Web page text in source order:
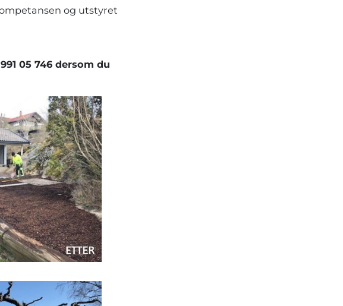
og utstyret
05 746 dersom du